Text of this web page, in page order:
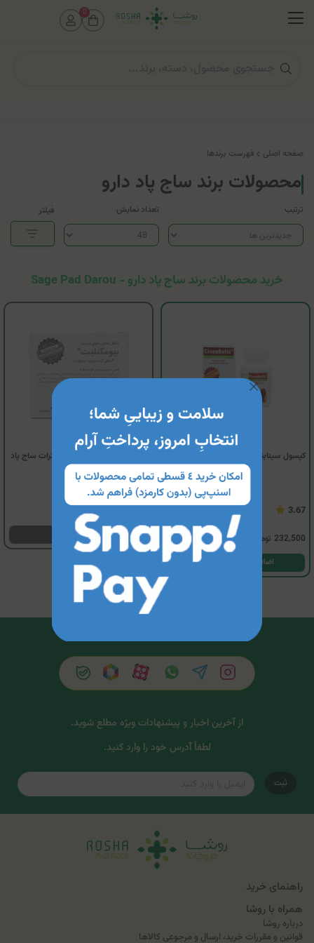
صفحه اصلی فهرست برندها
محصولات برند ساج پاد دارو
ترتیب تعداد نمایش فیلتر
خرید محصولات برند ساج پاد دارو - Sage Pad Darou
کپسول سینابتیک ساج پاد دارو
3.67
232,500 تومان
اضافه کردن به سبد خرید
ساشه بیومگنلیت منیزیم سیترات ساج پاد
دارو
ناموجود
مشاهده محصول
از آخرین اخبار و پیشنهادات ویژه مطلع شوید.
لطفاً آدرس خود را وارد کنید.
ثبت
راهنمای خرید
همراه با روشا
درباره روشا
قوانین و مقررات خرید، ارسال و مرجوعی کالاها
0